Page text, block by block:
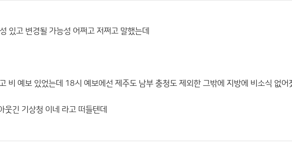
있고 변경될 가능성 어쩌고 저쩌고 말했는데
비 예보 있었는데 18시 예보에선 제주도 남부 충청도 제외한 그밖에 지방에 비소식 없어
긴 기상청 이네 라고 떠들텐데